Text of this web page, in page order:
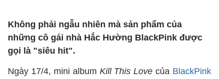
Không phải ngẫu nhiên mà sản phẩm của
những cô gái nhà Hắc Hường BlackPink được
gọi là "siêu hit".
Ngày 17/4, mini album Kill This Love của BlackPink